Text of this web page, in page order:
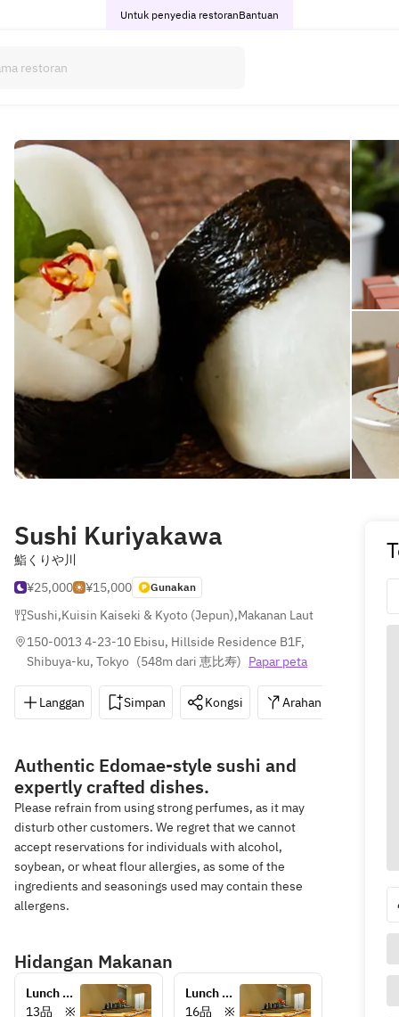
Untuk penyedia restoranBantuan
Sushi Kuriyakawa
鮨くりや川
¥25,000
¥15,000 Gunakan
Sushi,Kuisin Kaiseki & Kyoto (Jepun),Makanan Laut
150-0013 4-23-10 Ebisu, Hillside Residence B1F,
Shibuya-ku, Tokyo (548m dari 恵比寿) Papar peta
Langgan Simpan Kongsi Arahan
Authentic Edomae-style sushi and
expertly crafted dishes.
Please refrain from using strong perfumes, as it may
disturb other customers. We regret that we cannot
accept reservations for individuals with alcohol,
soybean, or wheat flour allergies, as some of the
ingredients and seasonings used may contain these
allergens.
Hidangan Makanan
Lunch
Course
13品　※
Lunch
Course
16品　※